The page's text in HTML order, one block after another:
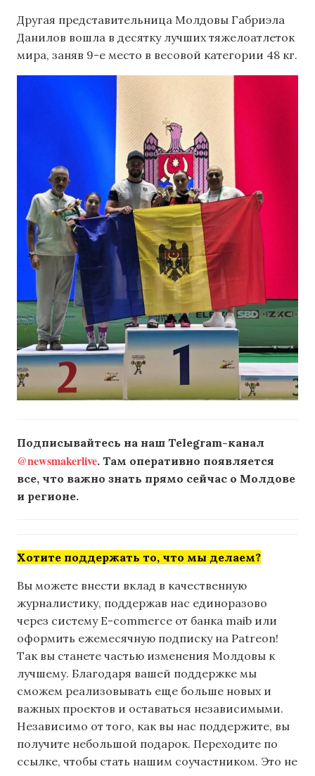
Другая представительница Молдовы Габриэла
Данилов вошла в десятку лучших тяжелоатлеток
мира, заняв 9-е место в весовой категории 48 кг.
Подписывайтесь на наш Telegram-канал
@newsmakerlive. Там оперативно появляется
все, что важно знать прямо сейчас о Молдове
и регионе.
Хотите поддержать то, что мы делаем?
Вы можете внести вклад в качественную
журналистику, поддержав нас единоразово
через систему E-commerce от банка maib или
оформить ежемесячную подписку на Patreon!
Так вы станете частью изменения Молдовы к
лучшему. Благодаря вашей поддержке мы
сможем реализовывать еще больше новых и
важных проектов и оставаться независимыми.
Независимо от того, как вы нас поддержите, вы
получите небольшой подарок. Переходите по
ссылке, чтобы стать нашим соучастником. Это не